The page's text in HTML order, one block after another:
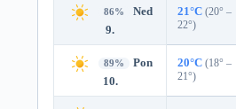
86%
Ned
9.
21°C (20° –
22°)
89%
Pon
10.
20°C (18° –
21°)